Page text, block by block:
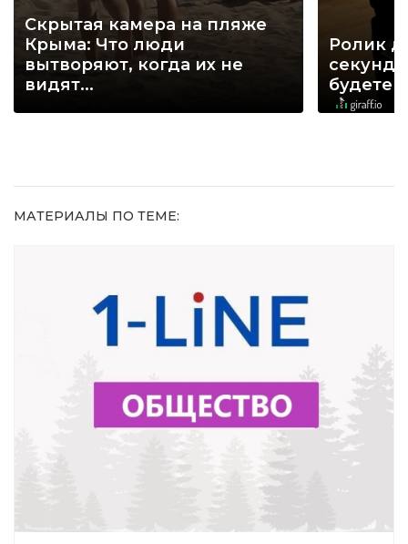
Скрытая камера на пляже
Крыма: Что люди
вытворяют, когда их не
видят...
Ролик
секунд,
будете
МАТЕРИАЛЫ ПО ТЕМЕ: